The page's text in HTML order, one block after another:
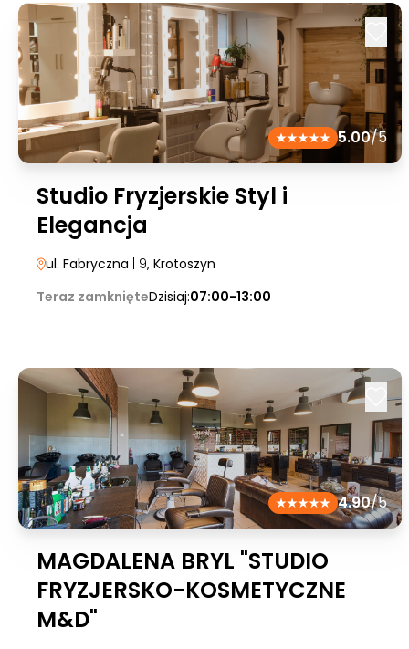
5.00/5
Studio Fryzjerskie Styl i
Elegancja
ul. Fabryczna | 9, Krotoszyn
Teraz zamknięteDzisiaj:07:00-13:00
4.90/5
MAGDALENA BRYL "STUDIO
FRYZJERSKO-KOSMETYCZNE
M&D"